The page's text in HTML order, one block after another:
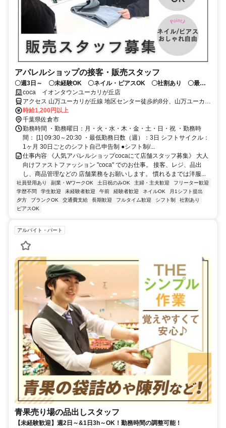
アパレルショップの接客・販売スタッフ
〇週3日～ 〇未経験OK 〇ネイル・ピアスOK 〇社割あり 〇最新
の商品を着用して勤務可能
coca イオンタウンユーカリが丘店
アクセス 山万ユーカリが丘線 地区センター徒歩約8分、山万ユーカリ
が丘線 公園徒歩約10分、山万ユーカリが丘線 井野（千葉県）徒歩約
11分 京成本線「ユーカリが丘駅」徒歩8分
時給1,200円以上
千葉県佐倉市
勤務時間 ・勤務曜日：月・火・水・木・金・土・日・祝 ・勤務時
間： [1] 09:30～20:30 ・最低勤務日数（週）：3日 シフトサイクル：
1ヶ月 30日ごとのシフト自己申告制 ●シフト制/...
仕事内容 《人気アパレルショップcocaにて店舗スタッフ募集》 大人
向けファストファッション "coca" でのお仕事。 接客、レジ、品出
し、商品管理などの 店舗業務をお願いします。 慣れるまでは洋服...
社員登用あり 副業・WワークOK 土日祝のみOK 主婦・主夫歓迎
フリーター歓迎
学歴不問
学生歓迎 未経験者歓迎 午前 経験者歓迎 ネイルOK
月1シフト提出
夕方
ブランクOK 交通費支給 長期歓迎 フルタイム歓迎 シフト制
社割あり
ピアスOK
アルバイト・パート
青果売り場の品出しスタッフ
【未経験歓迎】週2日～&1日3h～OK！勤務時間の調整可能！